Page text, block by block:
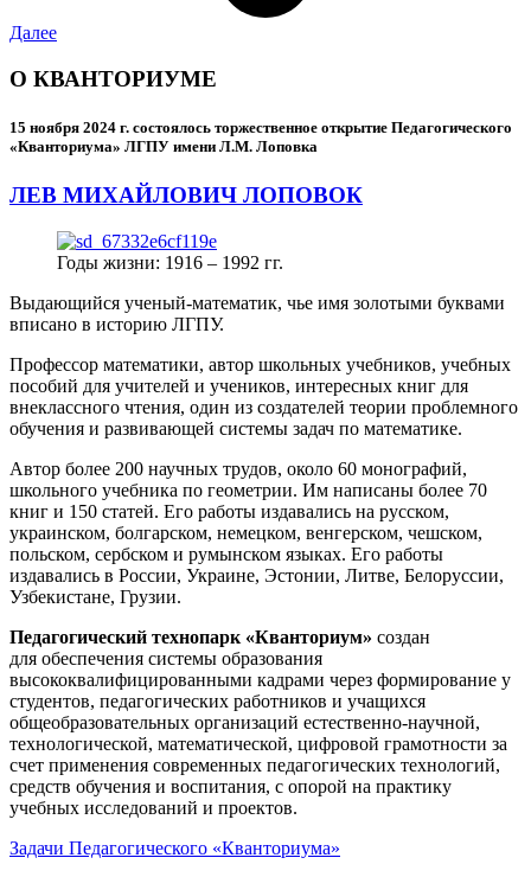
Далее
О КВАНТОРИУМЕ
15 ноября 2024 г. состоялось торжественное открытие Педагогического
«Кванториума» ЛГПУ имени Л.М. Лоповка
ЛЕВ МИХАЙЛОВИЧ ЛОПОВОК
Годы жизни: 1916 – 1992 гг.
Выдающийся ученый-математик, чье имя золотыми буквами
вписано в историю ЛГПУ.
Профессор математики, автор школьных учебников, учебных
пособий для учителей и учеников, интересных книг для
внеклассного чтения, один из создателей теории проблемного
обучения и развивающей системы задач по математике.
Автор более 200 научных трудов, около 60 монографий,
школьного учебника по геометрии. Им написаны более 70
книг и 150 статей. Его работы издавались на русском,
украинском, болгарском, немецком, венгерском, чешском,
польском, сербском и румынском языках. Его работы
издавались в России, Украине, Эстонии, Литве, Белоруссии,
Узбекистане, Грузии.
Педагогический технопарк «Кванториум» создан
для обеспечения системы образования
высококвалифицированными кадрами через формирование у
студентов, педагогических работников и учащихся
общеобразовательных организаций естественно-научной,
технологической, математической, цифровой грамотности за
счет применения современных педагогических технологий,
средств обучения и воспитания, с опорой на практику
учебных исследований и проектов.
Задачи Педагогического «Кванториума»